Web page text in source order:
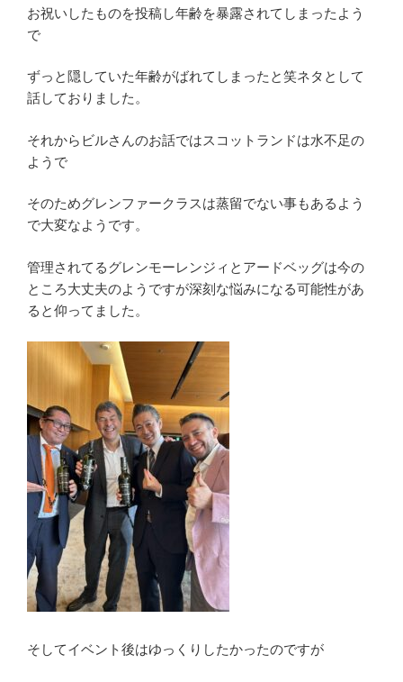
お祝いしたものを投稿し年齢を暴露されてしまったよう
で
ずっと隠していた年齢がばれてしまったと笑ネタとして
話しておりました。
それからビルさんのお話ではスコットランドは水不足の
ようで
そのためグレンファークラスは蒸留でない事もあるよう
で大変なようです。
管理されてるグレンモーレンジィとアードベッグは今の
ところ大丈夫のようですが深刻な悩みになる可能性があ
ると仰ってました。
そしてイベント後はゆっくりしたかったのですが